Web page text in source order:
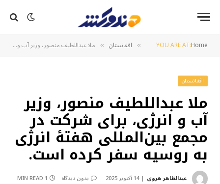
YOU ARE AT:Home
» افغانستان » ملا عبداللطیف منصور، وزیر آب و انرژی، برای شرکت در مجمع بین‌المللی هفتهٔ انرژی به روسیه سفر کرده است.
افغانستان
ملا عبداللطیف منصور، وزیر
آب و انرژی، برای شرکت در
مجمع بین‌المللی هفتهٔ انرژی
به روسیه سفر کرده است.
عبدالظاهر هروی 14 آکتوبر 2025 بدون دیدگاه 1 MIN READ